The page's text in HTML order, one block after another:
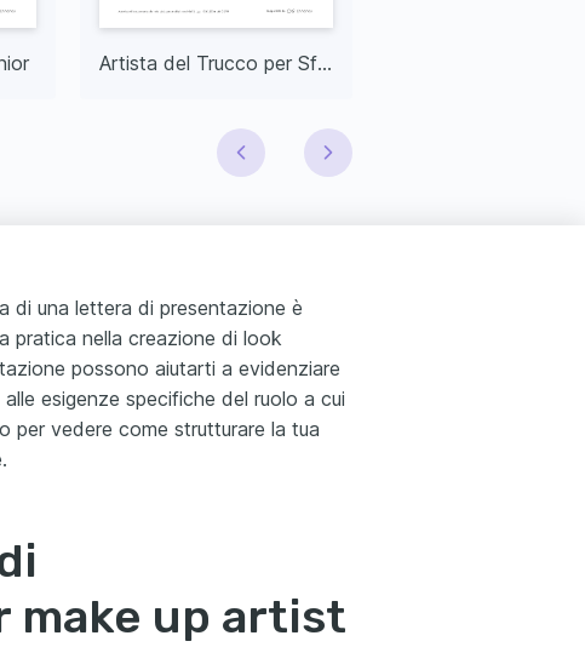
Artista del Trucco per Sfilate
di una lettera di presentazione è
pratica nella creazione di look
possono aiutarti a evidenziare
esigenze specifiche del ruolo a cui
per vedere come strutturare la tua
make up artist